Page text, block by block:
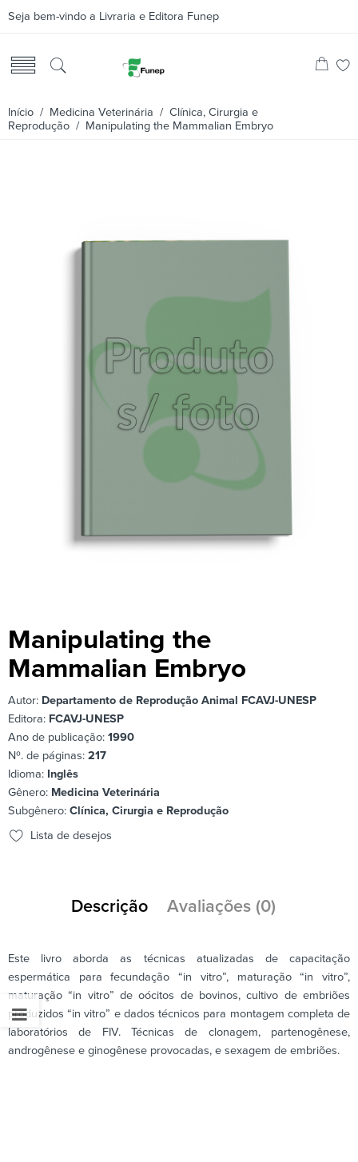
Seja bem-vindo a Livraria e Editora Funep
Início / Medicina Veterinária / Clínica, Cirurgia e
Reprodução / Manipulating the Mammalian Embryo
Manipulating the
Mammalian Embryo
Autor: Departamento de Reprodução Animal FCAVJ-UNESP
Editora: FCAVJ-UNESP
Ano de publicação: 1990
Nº. de páginas: 217
Idioma: Inglês
Gênero: Medicina Veterinária
Subgênero: Clínica, Cirurgia e Reprodução
Lista de desejos
Descrição Avaliações (0)
Este livro aborda as técnicas atualizadas de capacitação
espermática para fecundação “in vitro”, maturação “in vitro”,
maturação “in vitro” de oócitos de bovinos, cultivo de embriões
produzidos “in vitro” e dados técnicos para montagem completa de
laboratórios de FIV. Técnicas de clonagem, partenogênese,
androgênese e ginogênese provocadas, e sexagem de embriões.